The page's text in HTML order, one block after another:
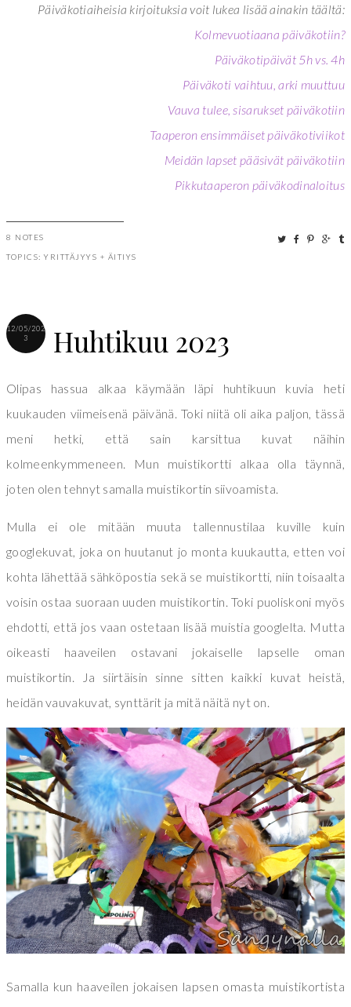
Päiväkotiaiheisia kirjoituksia voit lukea lisää ainakin täältä:
Kolmevuotiaana päiväkotiin?
Päiväkotipäivät 5h vs. 4h
Päiväkoti vaihtuu, arki muuttuu
Vauva tulee, sisarukset päiväkotiin
Taaperon ensimmäiset päiväkotiviikot
Meidän lapset pääsivät päiväkotiin
Pikkutaaperon päiväkodinaloitus
8 NOTES
TOPICS: YRITTÄJYYS + ÄITIYS
12/05/202
3
Huhtikuu 2023
Olipas hassua alkaa käymään läpi huhtikuun kuvia heti
kuukauden viimeisenä päivänä. Toki niitä oli aika paljon, tässä
meni hetki, että sain karsittua kuvat näihin
kolmeenkymmeneen. Mun muistikortti alkaa olla täynnä,
joten olen tehnyt samalla muistikortin siivoamista.
Mulla ei ole mitään muuta tallennustilaa kuville kuin
googlekuvat, joka on huutanut jo monta kuukautta, etten voi
kohta lähettää sähköpostia sekä se muistikortti, niin toisaalta
voisin ostaa suoraan uuden muistikortin. Toki puoliskoni myös
ehdotti, että jos vaan ostetaan lisää muistia googlelta. Mutta
oikeasti haaveilen ostavani jokaiselle lapselle oman
muistikortin. Ja siirtäisin sinne sitten kaikki kuvat heistä,
heidän vauvakuvat, synttärit ja mitä näitä nyt on.
Samalla kun haaveilen jokaisen lapsen omasta muistikortista